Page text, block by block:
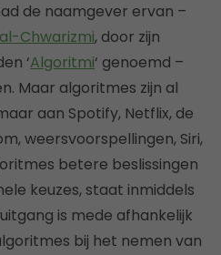
de naamgever ervan –
Chwarizmi, door zijn
‘Algoritmi‘ genoemd –
Maar algoritmes zijn al
aan Spotify, Netflix, de
weersvoorspellingen, Siri,
betere beslissingen
keuzes, staat inmiddels
is mede afhankelijk
bij het nemen van